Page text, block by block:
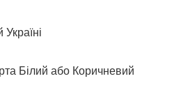
Білий або Коричневий